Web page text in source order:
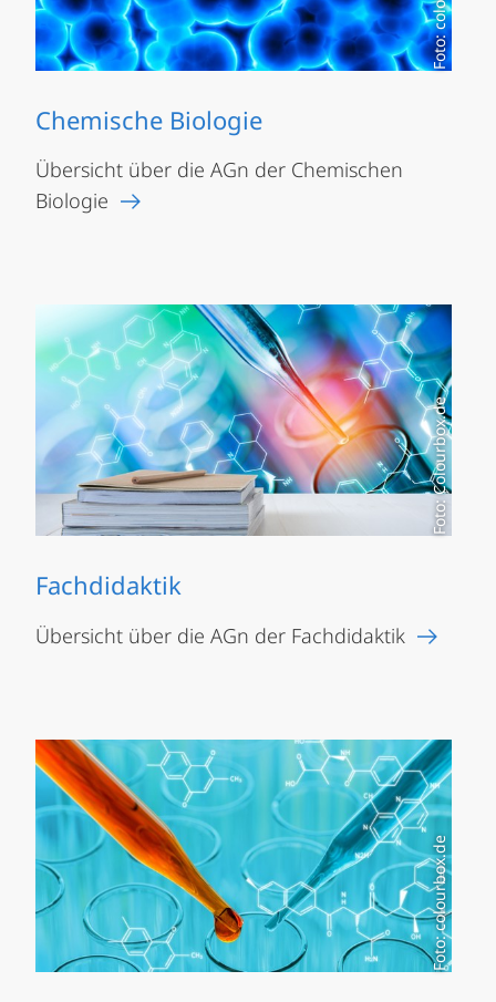
Chemische Biologie
Übersicht über die AGn der Chemischen
Biologie
Foto: Colourbox.de
Fachdidaktik
Übersicht über die AGn der Fachdidaktik
Foto: colourbox.de